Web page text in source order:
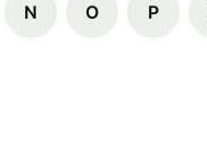
N O P